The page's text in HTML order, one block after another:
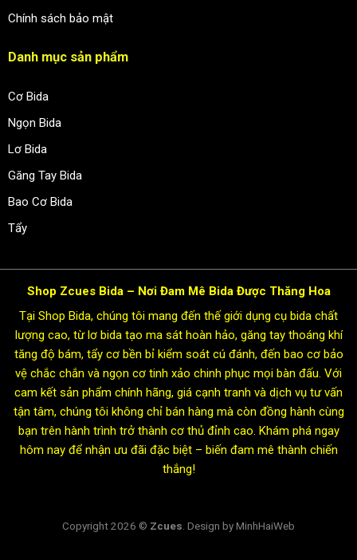
Chính sách bảo mật
Danh mục sản phẩm
Cơ Bida
Ngọn Bida
Lơ Bida
Găng Tay Bida
Bao Cơ Bida
Tẩy
Shop Zcues Bida – Nơi Đam Mê Bida Được Thăng Hoa
Tại Shop Bida, chúng tôi mang đến thế giới dụng cụ bida chất
lượng cao, từ lơ bida tạo ma sát hoàn hảo, găng tay thoáng khí
tăng độ bám, tẩy cơ bền bỉ kiểm soát cú đánh, đến bao cơ bảo
vệ chắc chắn và ngọn cơ tinh xảo chinh phục mọi bàn đấu. Với
cam kết sản phẩm chính hãng, giá cạnh tranh và dịch vụ tư vấn
tận tâm, chúng tôi không chỉ bán hàng mà còn đồng hành cùng
bạn trên hành trình trở thành cơ thủ đỉnh cao. Khám phá ngay
hôm nay để nhận ưu đãi đặc biệt – biến đam mê thành chiến
thắng!
Copyright 2026 © Zcues. Design by MinhHaiWeb